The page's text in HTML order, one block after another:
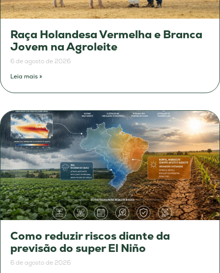
Raça Holandesa Vermelha e Branca
Jovem na Agroleite
6 de agosto de 2026
Leia mais »
Como reduzir riscos diante da
previsão do super El Niño
6 de agosto de 2026